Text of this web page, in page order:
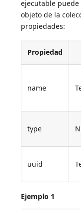
ejecutable
objeto de la
propiedades:
Propiedad
name
type
uuid
Ejemplo 1